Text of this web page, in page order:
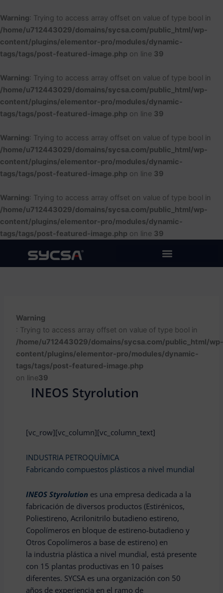
Warning: Trying to access array offset on value of type bool in
/home/u712443029/domains/sycsa.com/public_html/wp-
content/plugins/elementor-pro/modules/dynamic-
tags/tags/post-featured-image.php on line 39
Warning: Trying to access array offset on value of type bool in
/home/u712443029/domains/sycsa.com/public_html/wp-
content/plugins/elementor-pro/modules/dynamic-
tags/tags/post-featured-image.php on line 39
Warning: Trying to access array offset on value of type bool in
/home/u712443029/domains/sycsa.com/public_html/wp-
content/plugins/elementor-pro/modules/dynamic-
tags/tags/post-featured-image.php on line 39
Warning: Trying to access array offset on value of type bool in
/home/u712443029/domains/sycsa.com/public_html/wp-
content/plugins/elementor-pro/modules/dynamic-
tags/tags/post-featured-image.php on line 39
al
contenido
Warning
: Trying to access array offset on value of type bool in
/home/u712443029/domains/sycsa.com/public_html/
content/plugins/elementor-pro/modules/dynamic-
tags/tags/post-featured-image.php
on line39
INEOS Styrolution
[vc_row][vc_column][vc_column_text]
INDUSTRIA PETROQUÍMICA
Fabricando compuestos plásticos a nivel mundial
INEOS Styrolution es una empresa dedicada a la
fabricación de diversos productos (Estirénicos,
Poliestireno, Acrilonitrilo butadieno estireno,
Copolímeros en bloque de estireno-butadieno y
Otros Copolímeros a base de estireno) en
la industria plástica a nivel mundial, está presente
con 15 plantas productivas en 10 países
diferentes. SYCSA es una organización con 50
años de experiencia en el ramo de